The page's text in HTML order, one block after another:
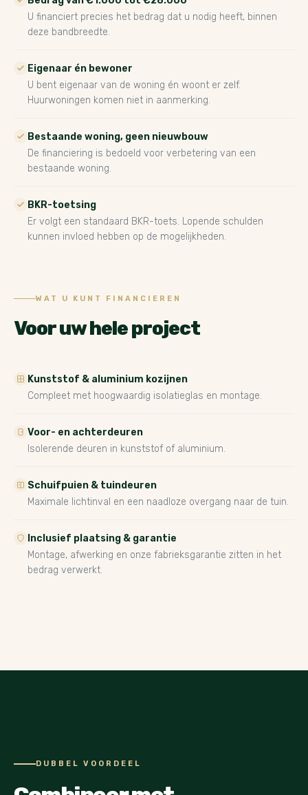
U financiert precies het bedrag dat u nodig heeft, binnen
deze bandbreedte.
Eigenaar én bewoner
U bent eigenaar van de woning én woont er zelf.
Huurwoningen komen niet in aanmerking.
Bestaande woning, geen nieuwbouw
De financiering is bedoeld voor verbetering van een
bestaande woning.
BKR-toetsing
Er volgt een standaard BKR-toets. Lopende schulden
kunnen invloed hebben op de mogelijkheden.
WAT U KUNT FINANCIEREN
Voor uw hele project
Kunststof & aluminium kozijnen
Compleet met hoogwaardig isolatieglas en montage.
Voor- en achterdeuren
Isolerende deuren in kunststof of aluminium.
Schuifpuien & tuindeuren
Maximale lichtinval en een naadloze overgang naar de tuin.
Inclusief plaatsing & garantie
Montage, afwerking en onze fabrieksgarantie zitten in het
bedrag verwerkt.
DUBBEL VOORDEEL